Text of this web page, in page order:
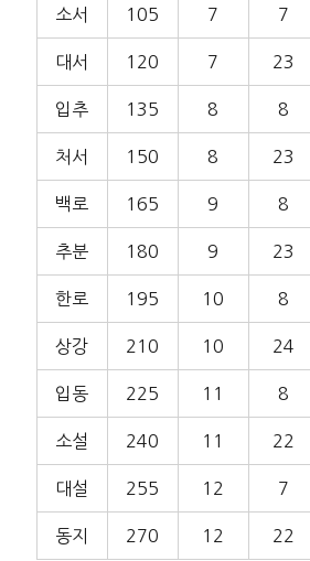
소서 105 7 7
대서 120 7 23
입추 135 8 8
처서 150 8 23
백로 165 9 8
추분 180 9 23
한로 195 10 8
상강 210 10 24
입동 225 11 8
소설 240 11 22
대설 255 12 7
동지 270 12 22